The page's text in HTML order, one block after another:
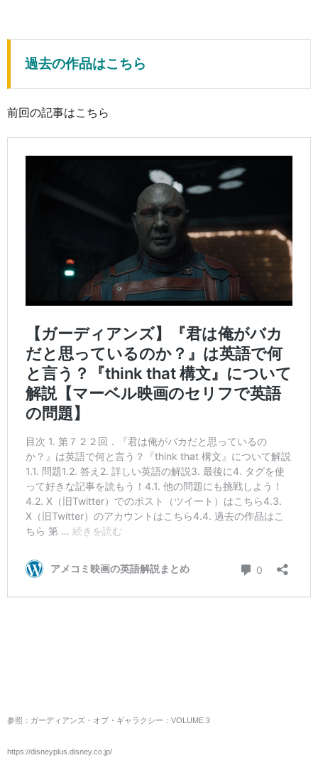
過去の作品はこちら
前回の記事はこちら
参照：ガーディアンズ・オブ・ギャラクシー：VOLUME３
https://disneyplus.disney.co.jp/